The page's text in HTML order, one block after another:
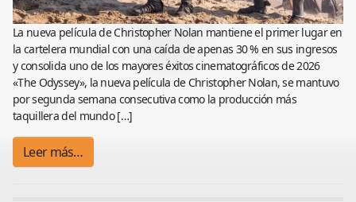
La nueva película de Christopher Nolan mantiene el primer lugar en
la cartelera mundial con una caída de apenas 30 % en sus ingresos
y consolida uno de los mayores éxitos cinematográficos de 2026
«The Odyssey», la nueva película de Christopher Nolan, se mantuvo
por segunda semana consecutiva como la producción más
taquillera del mundo […]
Leer más…